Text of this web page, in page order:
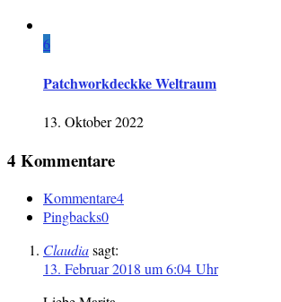
6
Patchworkdeckke Weltraum
13. Oktober 2022
4 Kommentare
Kommentare4
Pingbacks0
Claudiasagt:
13. Februar 2018 um 6:04 Uhr